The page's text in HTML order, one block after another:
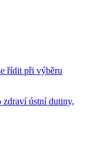
řídit při výběru
zdraví ústní dutiny,